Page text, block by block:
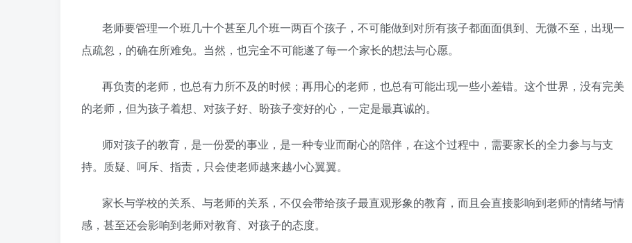
老师要管理一个班几十个甚至几个班一两百个孩子，不可能做到对所有孩子都面面俱到、无微不至，出现一
点疏忽，的确在所难免。当然，也完全不可能遂了每一个家长的想法与心愿。
再负责的老师，也总有力所不及的时候；再用心的老师，也总有可能出现一些小差错。这个世界，没有完美
的老师，但为孩子着想、对孩子好、盼孩子变好的心，一定是最真诚的。
师对孩子的教育，是一份爱的事业，是一种专业而耐心的陪伴，在这个过程中，需要家长的全力参与与支
持。质疑、呵斥、指责，只会使老师越来越小心翼翼。
家长与学校的关系、与老师的关系，不仅会带给孩子最直观形象的教育，而且会直接影响到老师的情绪与情
感，甚至还会影响到老师对教育、对孩子的态度。